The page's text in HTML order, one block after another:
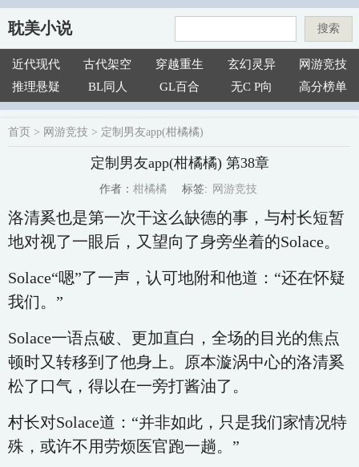
耽美小说 搜索
近代现代 古代架空 穿越重生 玄幻灵异
网游竞技
推理悬疑
BL同人 GL百合 无C P向 高分榜单
首页 > 网游竞技 > 定制男友app(柑橘橘)
定制男友app(柑橘橘) 第38章
作者： 柑橘橘 标签: 网游竞技
洛清奚也是第一次干这么缺德的事，与村长短暂
地对视了一眼后，又望向了身旁坐着的Solace。
Solace“嗯”了一声，认可地附和他道：“还在怀疑
我们。”
Solace一语点破、更加直白，全场的目光的焦点
顿时又转移到了他身上。原本漩涡中心的洛清奚
松了口气，得以在一旁打酱油了。
村长对Solace道：“并非如此，只是我们家情况特
殊，或许不用劳烦医官跑一趟。”